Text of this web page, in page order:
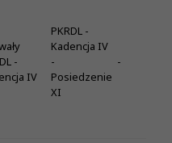
-
IV
PKRDL -
Kadencja IV
-
Posiedzenie
XI
-